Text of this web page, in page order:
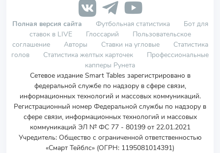
Полная версия сайта Футбольная статистика
Бот для
ставок в LIVE
Глоссарий
Пользовательское
соглашение
Авторы Ставки на угловые
Статистика
голов
Статистика желтых карточек
Профессиональные
капперы Рунета
Сетевое издание Smart Tables зарегистрировано в
федеральной службе по надзору в сфере связи,
информационных технологий и массовых коммуникаций.
Регистрационный номер Федеральной службы по надзору в
сфере связи, информационных технологий и массовых
коммуникаций ЭЛ № ФС 77 - 80199 от 22.01.2021
Учредитель: Общество с ограниченной ответственностью
«Смарт Тейблс» (ОГРН: 1195081014391)